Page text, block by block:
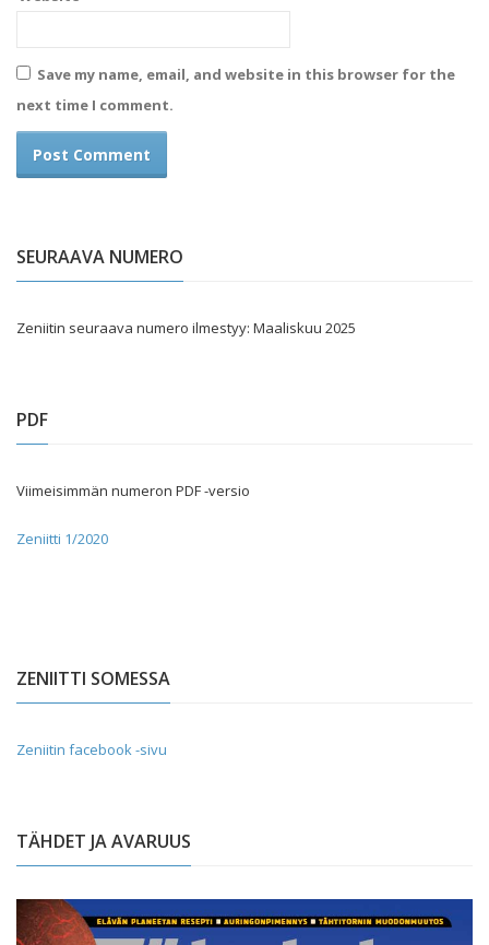
Save my name, email, and website in this browser for the
next time I comment.
SEURAAVA NUMERO
Zeniitin seuraava numero ilmestyy: Maaliskuu 2025
PDF
Viimeisimmän numeron PDF -versio
Zeniitti 1/2020
ZENIITTI SOMESSA
Zeniitin facebook -sivu
TÄHDET JA AVARUUS